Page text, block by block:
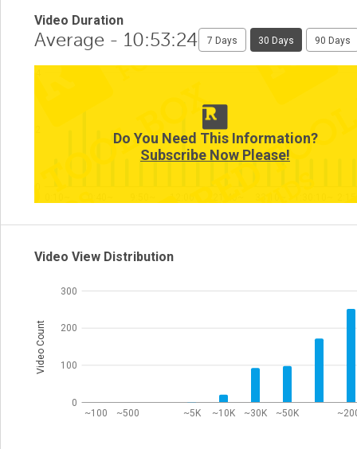
Video Duration
Average - 10:53:24 7 Days 30 Days 90 Days
Do You Need This Information?
Subscribe Now Please!
Video View Distribution
~100 ~500 ~5K ~10K ~30K ~50K
0
100
200
300
Video Count